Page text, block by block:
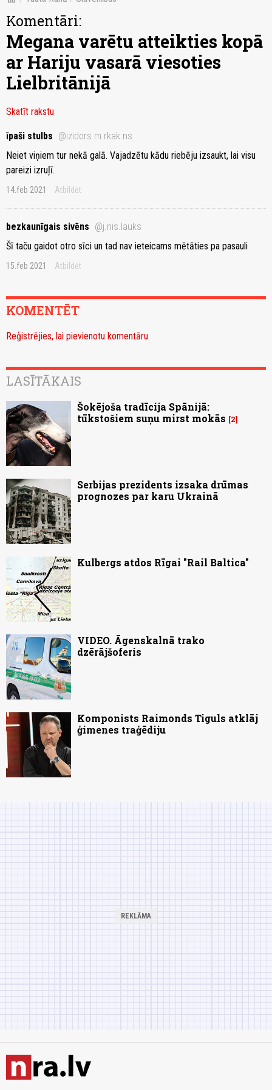
Komentāri:
Megana varētu atteikties kopā
ar Hariju vasarā viesoties
Lielbritānijā
Skatīt rakstu
īpaši stulbs @izidors.m.rkak.ns
Neiet viņiem tur nekā galā. Vajadzētu kādu riebēju izsaukt, lai visu
pareizi izruļī.
14.feb 2021 Atbildēt
bezkaunīgais sivēns @j.nis.lauks
Šī taču gaidot otro sīci un tad nav ieteicams mētāties pa pasauli
15.feb 2021 Atbildēt
KOMENTĒT
Reģistrējies, lai pievienotu komentāru
LASĪTĀKAIS
Šokējoša tradīcija Spānijā:
tūkstošiem suņu mirst mokās
2
Serbijas prezidents izsaka drūmas
prognozes par karu Ukrainā
Kulbergs atdos Rīgai "Rail Baltica"
VIDEO. Āgenskalnā trako
dzērājšoferis
Komponists Raimonds Tiguls atklāj
ģimenes traģēdiju